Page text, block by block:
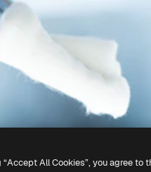
All Cookies”, you agree